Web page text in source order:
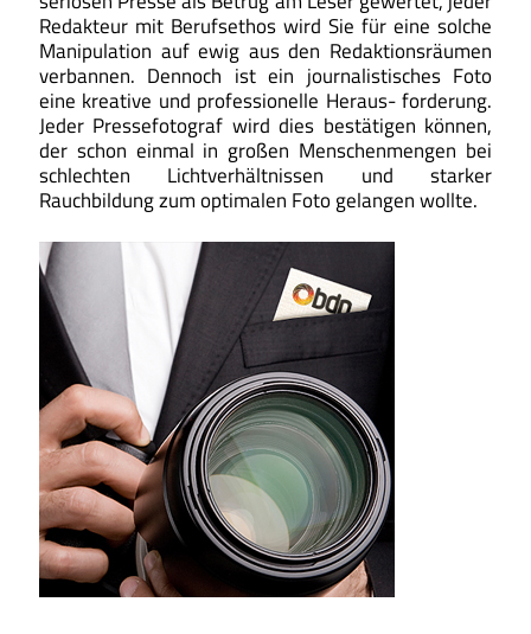
Redakteur mit Berufsethos wird Sie für eine solche
Manipulation auf ewig aus den Redaktionsräumen
verbannen. Dennoch ist ein journalistisches Foto
eine kreative und professionelle Heraus- forderung.
Jeder Pressefotograf wird dies bestätigen können,
der schon einmal in großen Menschenmengen bei
schlechten Lichtverhältnissen und starker
Rauchbildung zum optimalen Foto gelangen wollte.